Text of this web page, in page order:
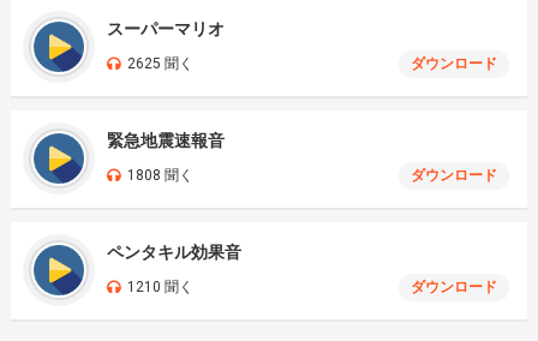
スーパーマリオ
2625 聞く ダウンロード
緊急地震速報音
1808 聞く ダウンロード
ペンタキル効果音
1210 聞く ダウンロード